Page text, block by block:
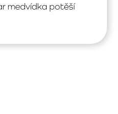
medvídka potěší